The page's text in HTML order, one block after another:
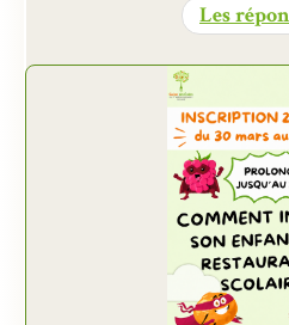
Les